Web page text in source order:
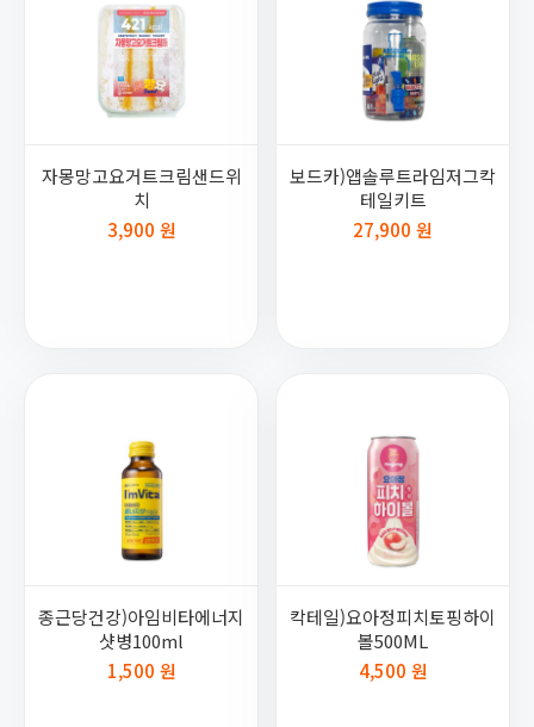
자몽망고요거트크림샌드위
치
3,900 원
보드카)앱솔루트라임저그칵
테일키트
27,900 원
종근당건강)아임비타에너지
샷병100ml
1,500 원
칵테일)요아정피치토핑하이
볼500ML
4,500 원